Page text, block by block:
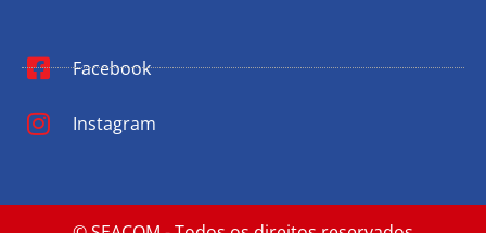
Facebook
Instagram